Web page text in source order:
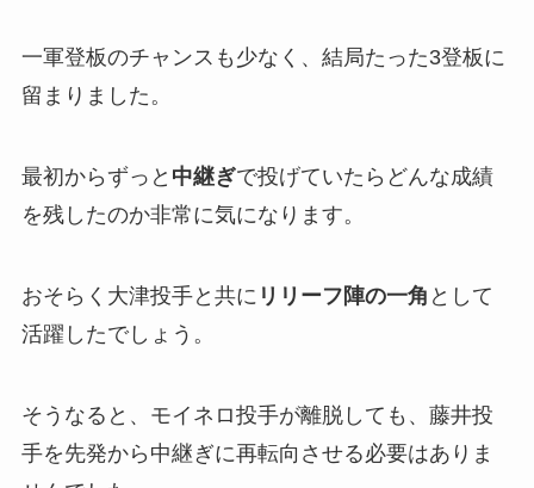
一軍登板のチャンスも少なく、結局たった3登板に
留まりました。
最初からずっと 中継ぎで投げていたらどんな成績
を残したのか非常に気になります。
おそらく大津投手と共に リリーフ陣の一角 として
活躍したでしょう。
そうなると、モイネロ投手が離脱しても、藤井投
手を先発から中継ぎに再転向させる必要はありま